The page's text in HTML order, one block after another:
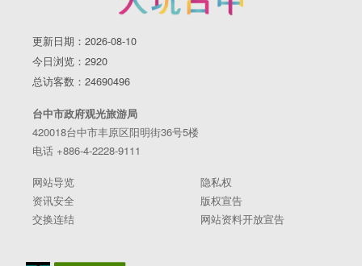
更新日期：2026-08-10
今日浏览：2920
总访客数：24690496
台中市政府观光旅游局
420018台中市丰原区阳明街36号5楼
电话 +886-4-2228-9111
网站导览
隐私权
资讯安全
版权宣告
交换连结
网站资料开放宣告